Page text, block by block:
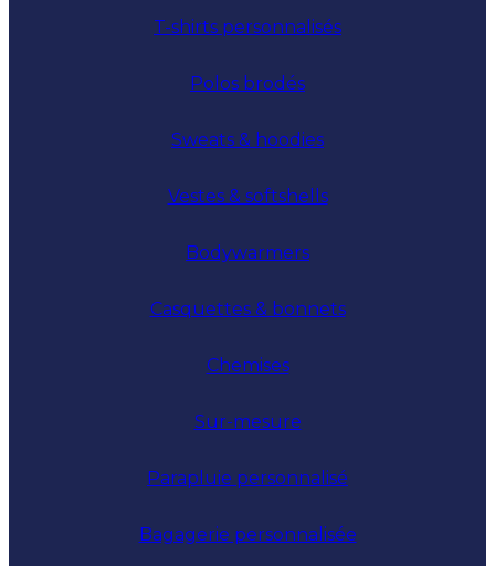
T-shirts personnalisés
Polos brodés
Sweats & hoodies
Vestes & softshells
Bodywarmers
Casquettes & bonnets
Chemises
Sur-mesure
Parapluie personnalisé
Bagagerie personnalisée